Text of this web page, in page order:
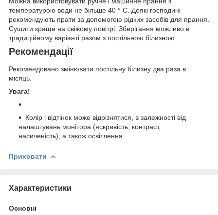
температурою води не більше 40 ° C. Деякі господині
рекомендують прати за допомогою рідких засобів для прання.
Сушити краще на свіжому повітрі. Зберігання можливо в
традиційному варіанті разом з постільною білизною.
Рекомендації
Рекомендовано змінювати постільну білизну два раза в
місяць.
Увага!
Колір і відтінок може відрізнятися, в залежності від
налаштувань монітора (яскравість, контраст,
насиченість), а також освітлення.
Приховати
Характеристики
Основні